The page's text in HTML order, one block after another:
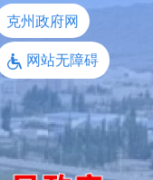
克州政府网
网站无障碍